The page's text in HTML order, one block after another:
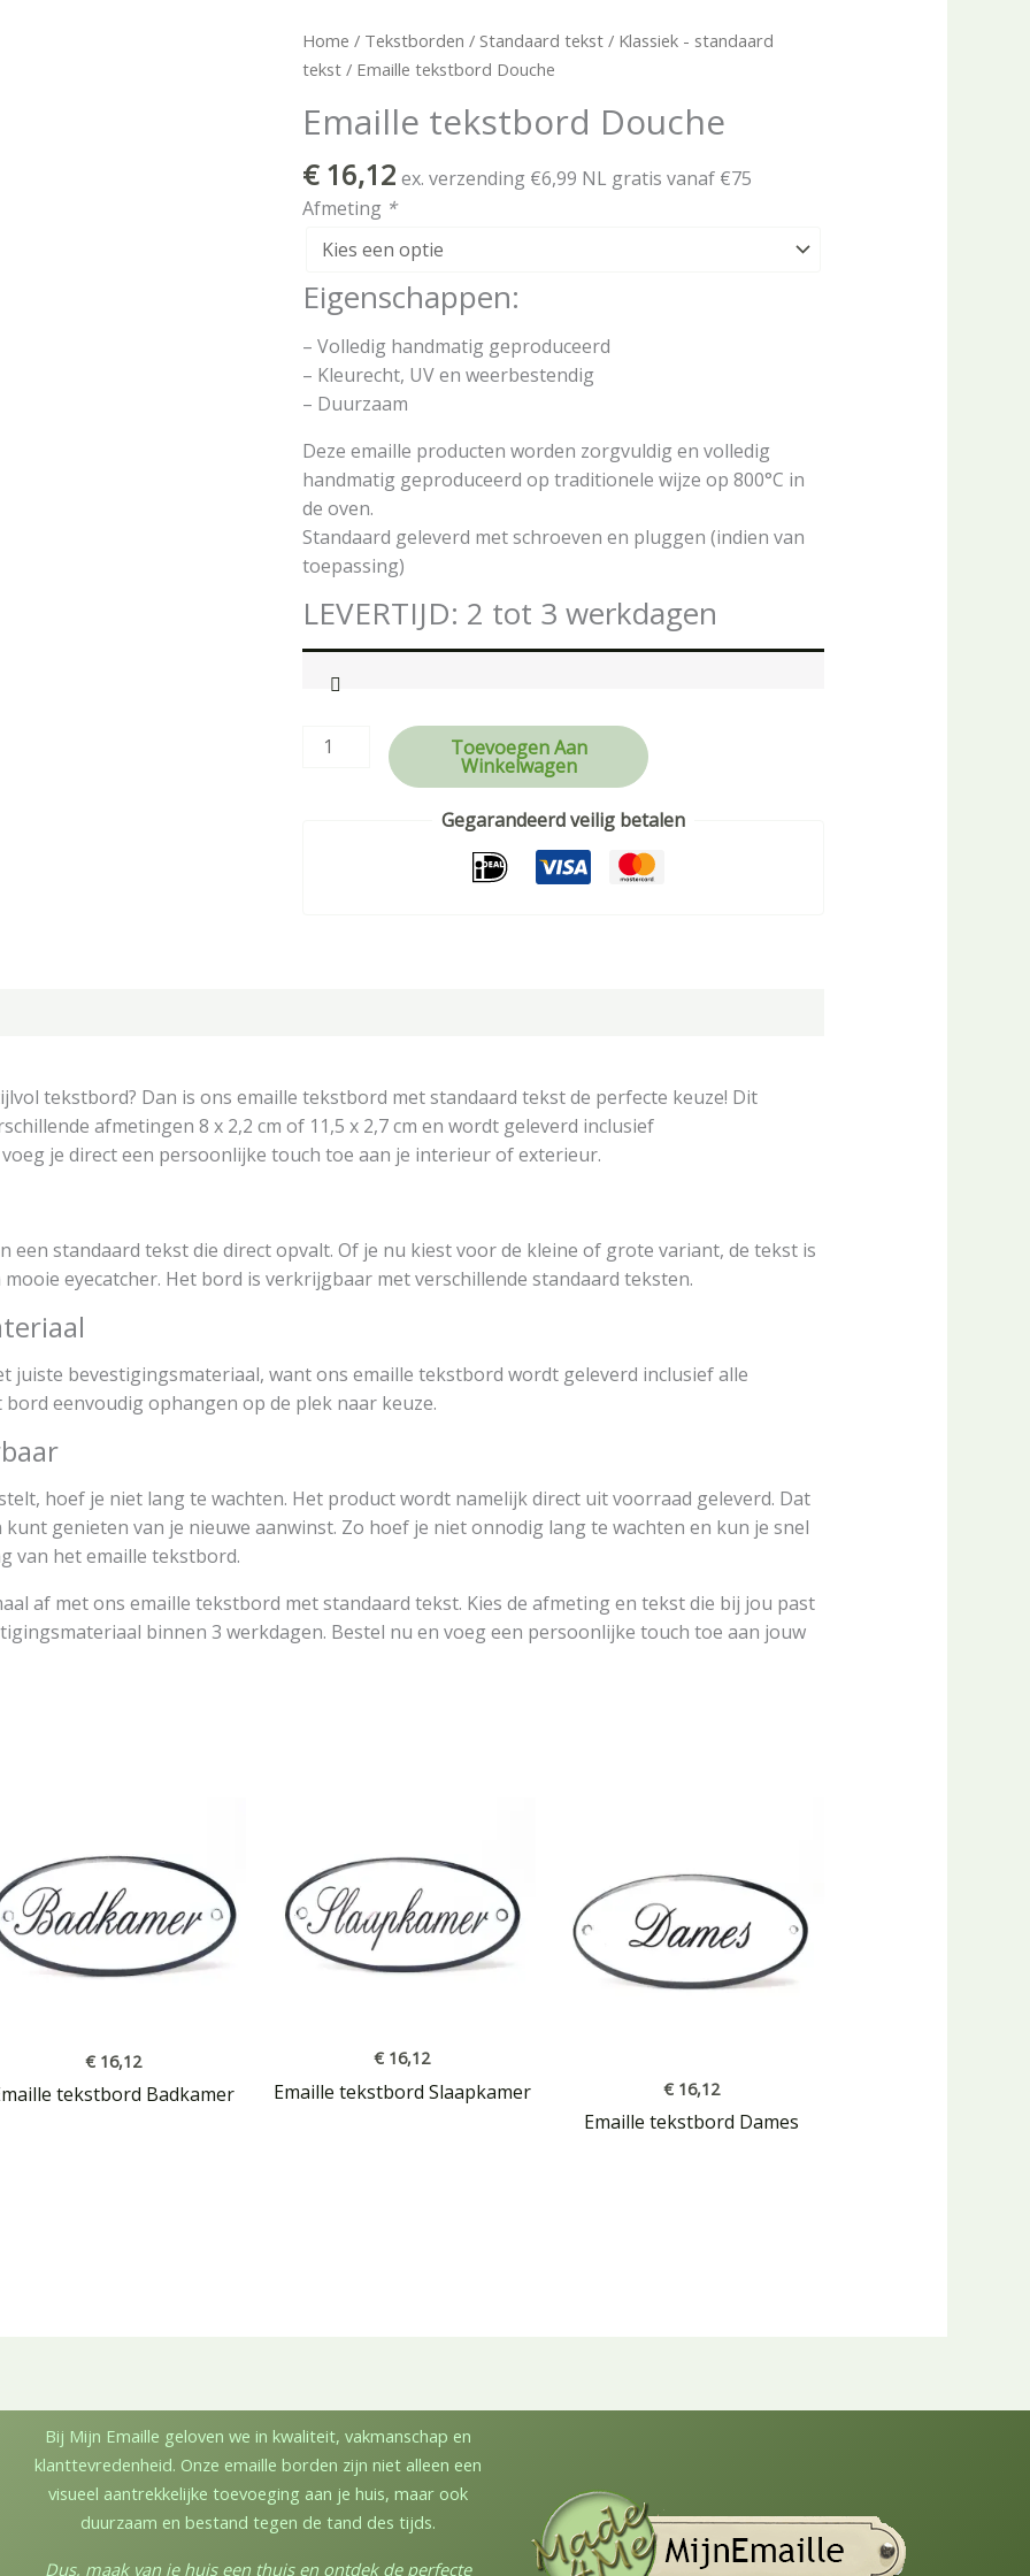
Home / Tekstborden / Standaard tekst / Klassiek - standaard
tekst / Emaille tekstbord Douche
Emaille tekstbord Douche
€16,12 ex. verzending €6,99 NL gratis vanaf €75
Afmeting *
Eigenschappen:
– Volledig handmatig geproduceerd
– Kleurecht, UV en weerbestendig
– Duurzaam
Deze emaille producten worden zorgvuldig en volledig
handmatig geproduceerd op traditionele wijze op 800°C in
de oven.
Standaard geleverd met schroeven en pluggen (indien van
toepassing)
LEVERTIJD: 2 tot 3 werkdagen
Emaille
tekstbord
aantal
Toevoegen Aan
Winkelwagen
Gegarandeerd veilig betalen
tekstbord? Dan is ons emaille tekstbord met standaard tekst de perfecte keuze! Dit
afmetingen 8 x 2,2 cm of 11,5 x 2,7 cm en wordt geleverd inclusief
je direct een persoonlijke touch toe aan je interieur of exterieur.
een standaard tekst die direct opvalt. Of je nu kiest voor de kleine of grote variant, de tekst is
eyecatcher. Het bord is verkrijgbaar met verschillende standaard teksten.
juiste bevestigingsmateriaal, want ons emaille tekstbord wordt geleverd inclusief alle
eenvoudig ophangen op de plek naar keuze.
hoef je niet lang te wachten. Het product wordt namelijk direct uit voorraad geleverd. Dat
genieten van je nieuwe aanwinst. Zo hoef je niet onnodig lang te wachten en kun je snel
van het emaille tekstbord.
af met ons emaille tekstbord met standaard tekst. Kies de afmeting en tekst die bij jou past
binnen 3 werkdagen. Bestel nu en voeg een persoonlijke touch toe aan jouw
€16,12
tekstbord Badkamer
€ 16,12
Emaille tekstbord Slaapkamer €16,12
Emaille tekstbord Dames
Bij Mijn Emaille geloven we in kwaliteit, vakmanschap en
klanttevredenheid. Onze emaille borden zijn niet alleen een
visueel aantrekkelijke toevoeging aan je huis, maar ook
duurzaam en bestand tegen de tand des tijds.
Dus, maak van je huis een thuis en ontdek de perfecte